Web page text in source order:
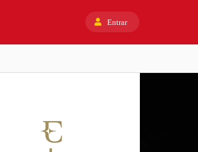
Entrar